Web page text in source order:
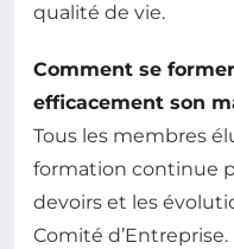
qualité de vie.
Comment se
efficacement son
Tous les membres
formation continue
devoirs et les
Comité d’Entreprise.